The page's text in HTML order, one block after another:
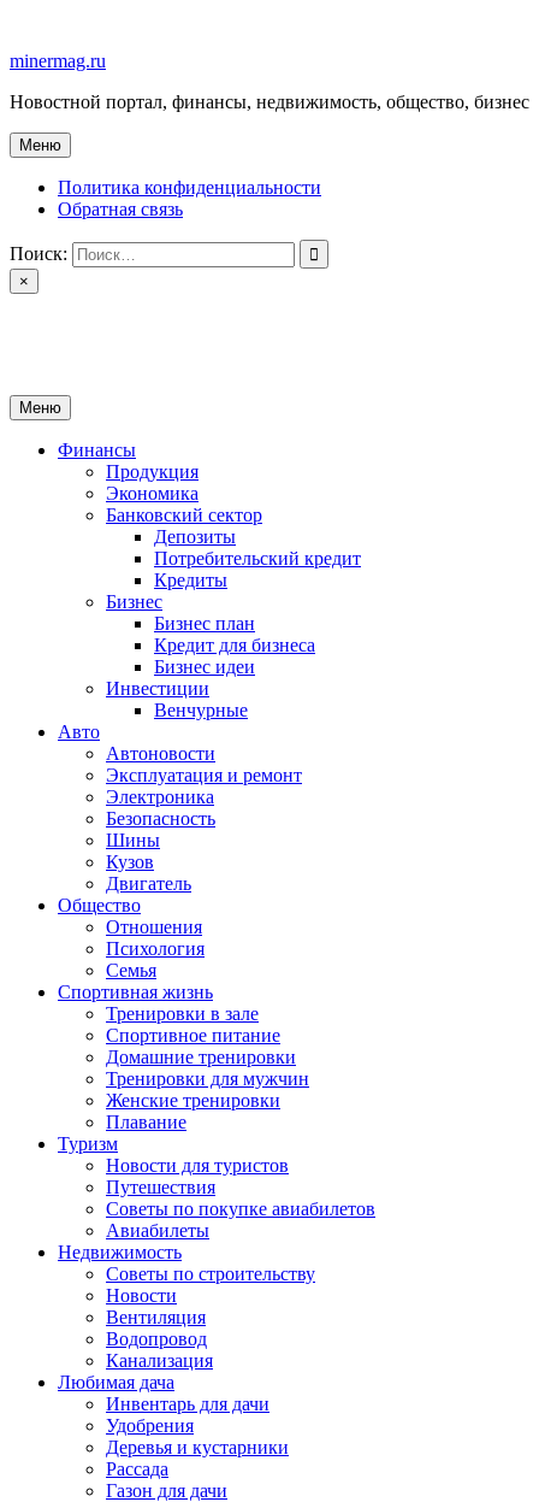
содержимому
minermag.ru
Новостной портал, финансы, недвижимость, общество, бизнес
Меню
Политика конфиденциальности
Обратная связь
Поиск:
×
Меню
Финансы
Продукция
Экономика
Банковский сектор
Депозиты
Потребительский кредит
Кредиты
Бизнес
Бизнес план
Кредит для бизнеса
Бизнес идеи
Инвестиции
Венчурные
Авто
Автоновости
Эксплуатация и ремонт
Электроника
Безопасность
Шины
Кузов
Двигатель
Общество
Отношения
Психология
Семья
Спортивная жизнь
Тренировки в зале
Спортивное питание
Домашние тренировки
Тренировки для мужчин
Женские тренировки
Плавание
Туризм
Новости для туристов
Путешествия
Советы по покупке авиабилетов
Авиабилеты
Недвижимость
Советы по строительству
Новости
Вентиляция
Водопровод
Канализация
Любимая дача
Инвентарь для дачи
Удобрения
Деревья и кустарники
Рассада
Газон для дачи